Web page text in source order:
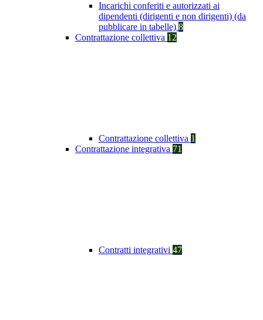
Incarichi conferiti e autorizzati ai
dipendenti (dirigenti e non dirigenti) (da
pubblicare in tabelle) 8
Contrattazione collettiva 12
Contrattazione collettiva 1
Contrattazione integrativa 71
Contratti integrativi 47